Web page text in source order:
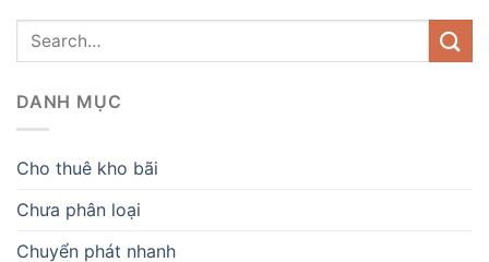
DANH MỤC
Cho thuê kho bãi
Chưa phân loại
Chuyển phát nhanh